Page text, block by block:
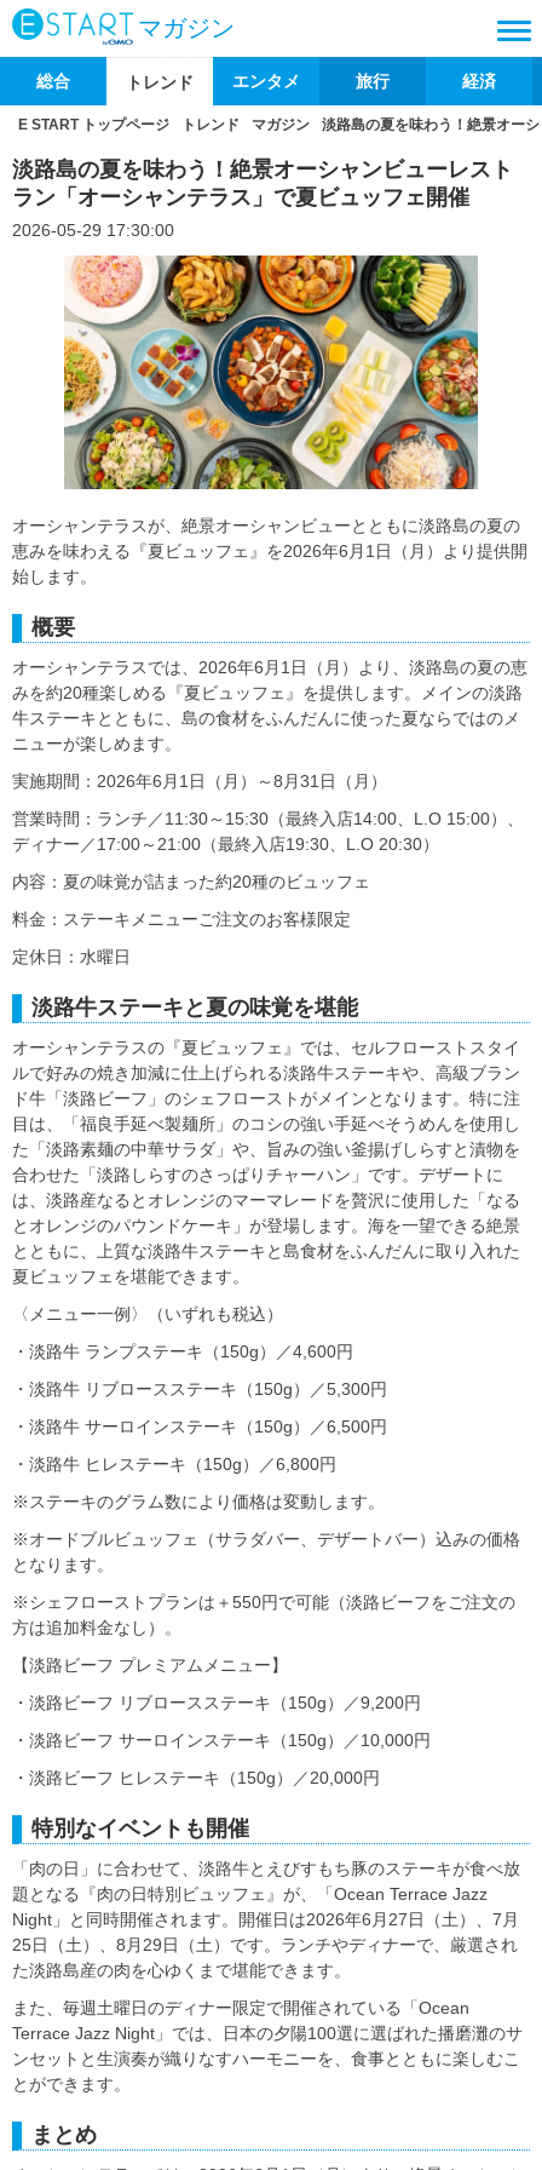
マガジン
総合 トレンド エンタメ 旅行 経済
E START トップページ トレンド マガジン 淡路島の夏を味わう！絶景オー
淡路島の夏を味わう！絶景オーシャンビューレスト
ラン「オーシャンテラス」で夏ビュッフェ開催
2026-05-29 17:30:00
オーシャンテラスが、絶景オーシャンビューとともに淡路島の夏の
恵みを味わえる『夏ビュッフェ』を2026年6月1日（月）より提供開
始します。
概要
オーシャンテラスでは、2026年6月1日（月）より、淡路島の夏の恵
みを約20種楽しめる『夏ビュッフェ』を提供します。メインの淡路
牛ステーキとともに、島の食材をふんだんに使った夏ならではのメ
ニューが楽しめます。
実施期間：2026年6月1日（月）～8月31日（月）
営業時間：ランチ／11:30～15:30（最終入店14:00、L.O 15:00）、
ディナー／17:00～21:00（最終入店19:30、L.O 20:30）
内容：夏の味覚が詰まった約20種のビュッフェ
料金：ステーキメニューご注文のお客様限定
定休日：水曜日
淡路牛ステーキと夏の味覚を堪能
オーシャンテラスの『夏ビュッフェ』では、セルフローストスタイ
ルで好みの焼き加減に仕上げられる淡路牛ステーキや、高級ブラン
ド牛「淡路ビーフ」のシェフローストがメインとなります。特に注
目は、「福良手延べ製麺所」のコシの強い手延べそうめんを使用し
た「淡路素麺の中華サラダ」や、旨みの強い釜揚げしらすと漬物を
合わせた「淡路しらすのさっぱりチャーハン」です。デザートに
は、淡路産なるとオレンジのマーマレードを贅沢に使用した「なる
とオレンジのパウンドケーキ」が登場します。海を一望できる絶景
とともに、上質な淡路牛ステーキと島食材をふんだんに取り入れた
夏ビュッフェを堪能できます。
〈メニュー一例〉（いずれも税込）
・淡路牛 ランプステーキ（150g）／4,600円
・淡路牛 リブロースステーキ（150g）／5,300円
・淡路牛 サーロインステーキ（150g）／6,500円
・淡路牛 ヒレステーキ（150g）／6,800円
※ステーキのグラム数により価格は変動します。
※オードブルビュッフェ（サラダバー、デザートバー）込みの価格
となります。
※シェフローストプランは＋550円で可能（淡路ビーフをご注文の
方は追加料金なし）。
【淡路ビーフ プレミアムメニュー】
・淡路ビーフ リブロースステーキ（150g）／9,200円
・淡路ビーフ サーロインステーキ（150g）／10,000円
・淡路ビーフ ヒレステーキ（150g）／20,000円
特別なイベントも開催
「肉の日」に合わせて、淡路牛とえびすもち豚のステーキが食べ放
題となる『肉の日特別ビュッフェ』が、「Ocean Terrace Jazz
Night」と同時開催されます。開催日は2026年6月27日（土）、7月
25日（土）、8月29日（土）です。ランチやディナーで、厳選され
た淡路島産の肉を心ゆくまで堪能できます。
また、毎週土曜日のディナー限定で開催されている「Ocean
Terrace Jazz Night」では、日本の夕陽100選に選ばれた播磨灘のサ
ンセットと生演奏が織りなすハーモニーを、食事とともに楽しむこ
とができます。
まとめ